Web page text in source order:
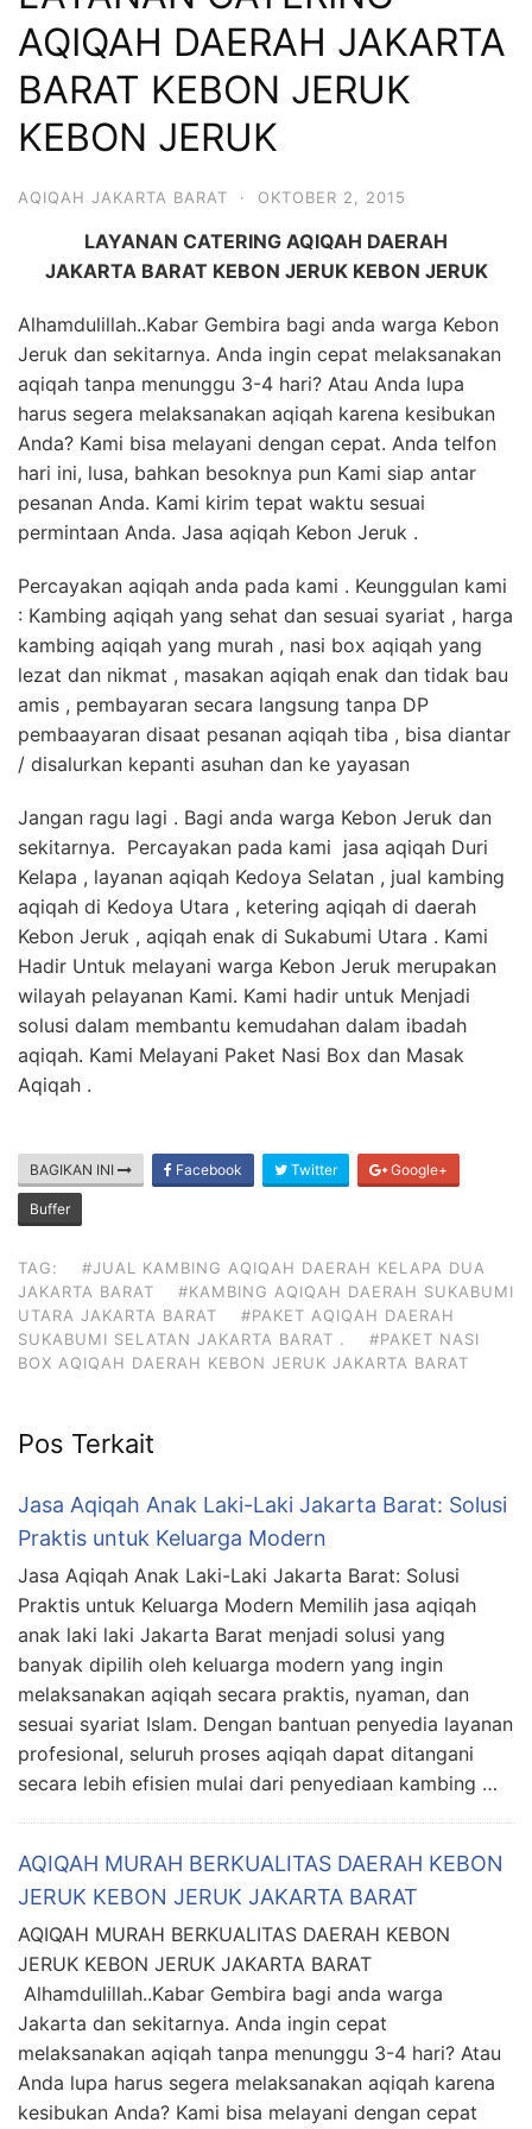
6713
AQIQAH DAERAH JAKARTA
BARAT KEBON JERUK
KEBON JERUK
AQIQAH JAKARTA BARAT · OKTOBER 2, 2015
LAYANAN CATERING AQIQAH DAERAH
JAKARTA BARAT KEBON JERUK KEBON JERUK
Alhamdulillah..Kabar Gembira bagi anda warga Kebon
Jeruk dan sekitarnya. Anda ingin cepat melaksanakan
aqiqah tanpa menunggu 3-4 hari? Atau Anda lupa
harus segera melaksanakan aqiqah karena kesibukan
Anda? Kami bisa melayani dengan cepat. Anda telfon
hari ini, lusa, bahkan besoknya pun Kami siap antar
pesanan Anda. Kami kirim tepat waktu sesuai
permintaan Anda. Jasa aqiqah Kebon Jeruk .
Percayakan aqiqah anda pada kami . Keunggulan kami
: Kambing aqiqah yang sehat dan sesuai syariat , harga
kambing aqiqah yang murah , nasi box aqiqah yang
lezat dan nikmat , masakan aqiqah enak dan tidak bau
amis , pembayaran secara langsung tanpa DP
pembaayaran disaat pesanan aqiqah tiba , bisa diantar
/ disalurkan kepanti asuhan dan ke yayasan
Jangan ragu lagi . Bagi anda warga Kebon Jeruk dan
sekitarnya. Percayakan pada kami jasa aqiqah Duri
Kelapa , layanan aqiqah Kedoya Selatan , jual kambing
aqiqah di Kedoya Utara , ketering aqiqah di daerah
Kebon Jeruk , aqiqah enak di Sukabumi Utara . Kami
Hadir Untuk melayani warga Kebon Jeruk merupakan
wilayah pelayanan Kami. Kami hadir untuk Menjadi
solusi dalam membantu kemudahan dalam ibadah
aqiqah. Kami Melayani Paket Nasi Box dan Masak
Aqiqah .
BAGIKAN INI Facebook Twitter Google+
Buffer
TAG:
#JUAL KAMBING AQIQAH DAERAH KELAPA DUA
JAKARTA BARAT
#KAMBING AQIQAH DAERAH SUKABUMI
UTARA JAKARTA BARAT
#PAKET AQIQAH DAERAH
SUKABUMI SELATAN JAKARTA BARAT .
#PAKET NASI
BOX AQIQAH DAERAH KEBON JERUK JAKARTA BARAT
Pos Terkait
Jasa Aqiqah Anak Laki-Laki Jakarta Barat: Solusi
Praktis untuk Keluarga Modern
Jasa Aqiqah Anak Laki-Laki Jakarta Barat: Solusi
Praktis untuk Keluarga Modern Memilih jasa aqiqah
anak laki laki Jakarta Barat menjadi solusi yang
banyak dipilih oleh keluarga modern yang ingin
melaksanakan aqiqah secara praktis, nyaman, dan
sesuai syariat Islam. Dengan bantuan penyedia layanan
profesional, seluruh proses aqiqah dapat ditangani
secara lebih efisien mulai dari penyediaan kambing …
AQIQAH MURAH BERKUALITAS DAERAH KEBON
JERUK KEBON JERUK JAKARTA BARAT
AQIQAH MURAH BERKUALITAS DAERAH KEBON
JERUK KEBON JERUK JAKARTA BARAT
Alhamdulillah..Kabar Gembira bagi anda warga
Jakarta dan sekitarnya. Anda ingin cepat
melaksanakan aqiqah tanpa menunggu 3-4 hari? Atau
Anda lupa harus segera melaksanakan aqiqah karena
kesibukan Anda? Kami bisa melayani dengan cepat